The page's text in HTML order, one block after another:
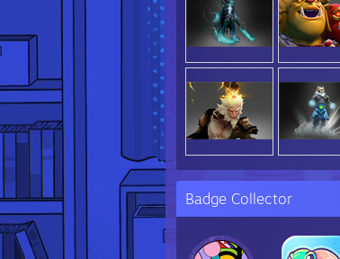
Badge Collector